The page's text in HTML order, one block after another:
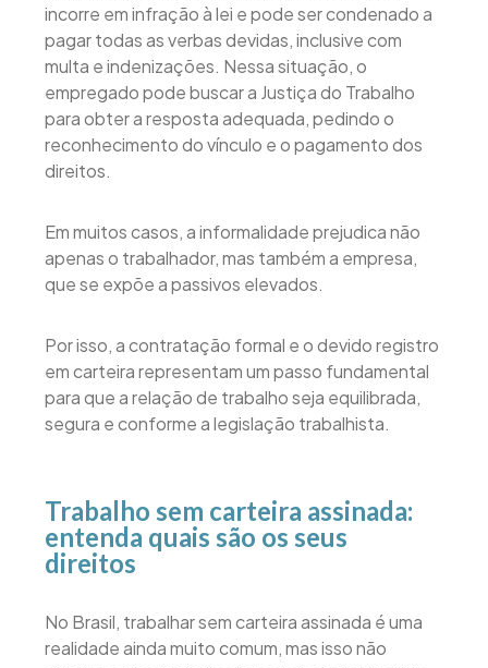
incorre em infração à lei e pode ser condenado a
pagar todas as verbas devidas, inclusive com
multa e indenizações. Nessa situação, o
empregado pode buscar a Justiça do Trabalho
para obter a resposta adequada, pedindo o
reconhecimento do vínculo e o pagamento dos
direitos.
Em muitos casos, a informalidade prejudica não
apenas o trabalhador, mas também a empresa,
que se expõe a passivos elevados.
Por isso, a contratação formal e o devido registro
em carteira representam um passo fundamental
para que a relação de trabalho seja equilibrada,
segura e conforme a legislação trabalhista.
Trabalho sem carteira assinada:
entenda quais são os seus
direitos
No Brasil, trabalhar sem carteira assinada é uma
realidade ainda muito comum, mas isso não